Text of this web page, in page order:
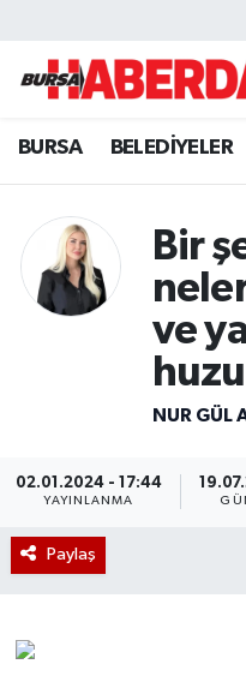
BURSA BELEDİYELER
Bir
ve
NUR GÜL
02.01.2024 - 17:44
YAYINLANMA
Paylaş
Hava Durumu
Trafik Durumu
Süper Lig Puan
Tüm Manşetler
Son Dakika